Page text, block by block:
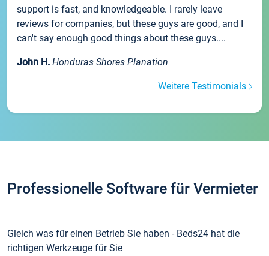
support is fast, and knowledgeable. I rarely leave
reviews for companies, but these guys are good, and I
can't say enough good things about these guys....
John H. Honduras Shores Planation
Weitere Testimonials
Professionelle Software für Vermieter
Gleich was für einen Betrieb Sie haben - Beds24 hat die
richtigen Werkzeuge für Sie